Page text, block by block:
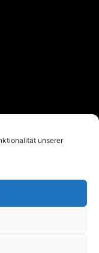
unserer
Einstellungen